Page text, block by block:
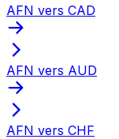
AFN vers CAD
AFN vers AUD
AFN vers CHF